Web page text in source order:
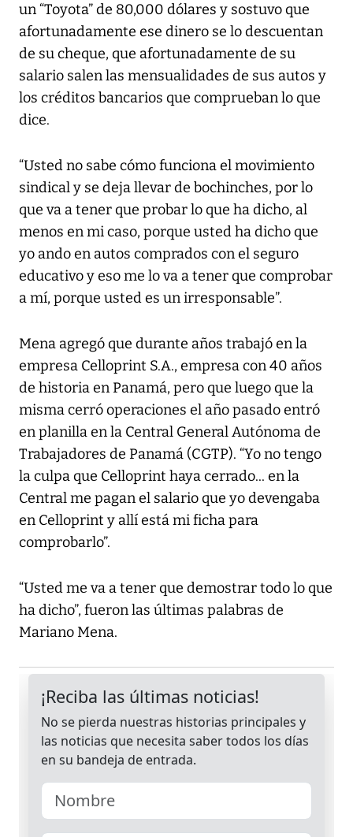
un “Toyota” de 80,000 dólares y sostuvo que
afortunadamente ese dinero se lo descuentan
de su cheque, que afortunadamente de su
salario salen las mensualidades de sus autos y
los créditos bancarios que comprueban lo que
dice.
“Usted no sabe cómo funciona el movimiento
sindical y se deja llevar de bochinches, por lo
que va a tener que probar lo que ha dicho, al
menos en mi caso, porque usted ha dicho que
yo ando en autos comprados con el seguro
educativo y eso me lo va a tener que comprobar
a mí, porque usted es un irresponsable”.
Mena agregó que durante años trabajó en la
empresa Celloprint S.A., empresa con 40 años
de historia en Panamá, pero que luego que la
misma cerró operaciones el año pasado entró
en planilla en la Central General Autónoma de
Trabajadores de Panamá (CGTP). “Yo no tengo
la culpa que Celloprint haya cerrado... en la
Central me pagan el salario que yo devengaba
en Celloprint y allí está mi ficha para
comprobarlo”.
“Usted me va a tener que demostrar todo lo que
ha dicho”, fueron las últimas palabras de
Mariano Mena.